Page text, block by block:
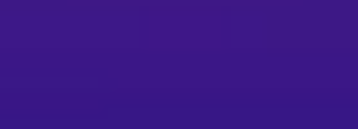
的重要原因之一。其次，對於學習舞蹈或從
眾則提供一次豐富而多元的藝術饗宴，既
於演出前40分鐘開放入場，建議提早到場
況下變更演出舞星或舞碼的權利，如有變動
了高度可看性與收藏價值的現場體驗，亦